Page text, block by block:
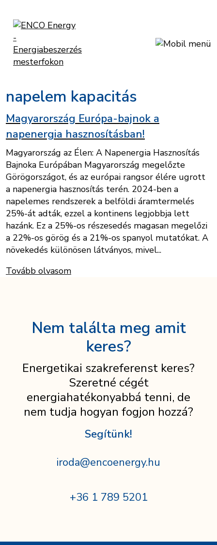
napelem kapacitás
Magyarország Európa-bajnok a
napenergia hasznosításban!
Magyarország az Élen: A Napenergia Hasznosítás
Bajnoka Európában Magyarország megelőzte
Görögországot, és az európai rangsor élére ugrott
a napenergia hasznosítás terén. 2024-ben a
napelemes rendszerek a belföldi áramtermelés
25%-át adták, ezzel a kontinens legjobbja lett
hazánk. Ez a 25%-os részesedés magasan megelőzi
a 22%-os görög és a 21%-os spanyol mutatókat. A
növekedés különösen látványos, mivel...
Tovább olvasom
Nem találta meg amit
keres?
Energetikai szakreferenst keres?
Szeretné cégét
energiahatékonyabbá tenni, de
nem tudja hogyan fogjon hozzá?
Segítünk!
iroda@encoenergy.hu
+36 1 789 5201